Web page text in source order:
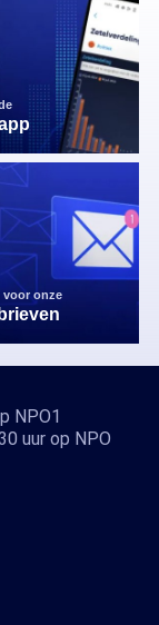
voor onze
NPO1
uur op NPO